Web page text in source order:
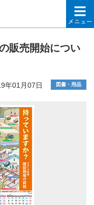
建設業労働災害防止協
販売開始につい
年01月07日 図書・用品